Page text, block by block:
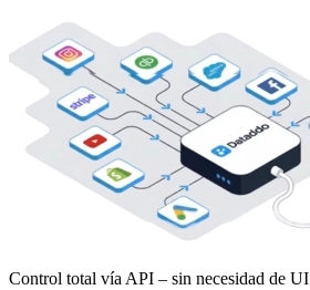
Control total vía API – sin necesidad de UI